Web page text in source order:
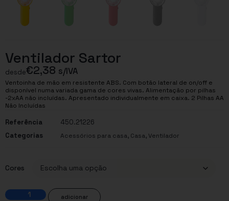
Ventilador Sartor
desde€2,38 s/IVA
Ventoinha de mão em resistente ABS. Com botão lateral de on/off e
disponível numa variada gama de cores vivas. Alimentação por pilhas
-2xAA não incluídas. Apresentado individualmente em caixa. 2 Pilhas AA
Não Incluídas
Referência
450.21226
Categorias
Acessórios para casa, Casa,Ventilador
Cores
adicionar